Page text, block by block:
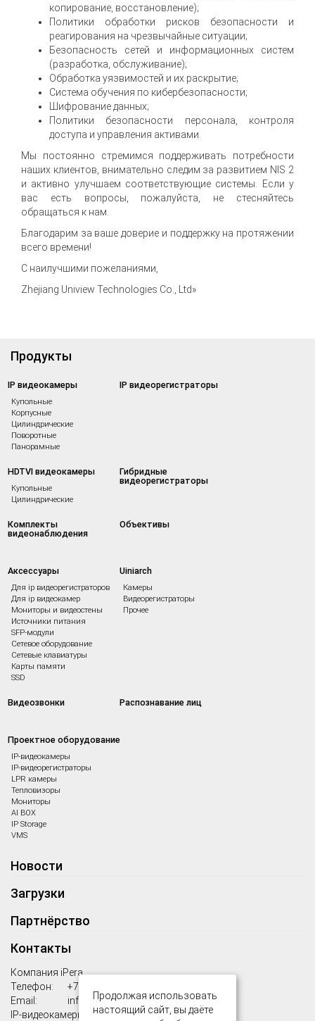
копирование, восстановление);
Политики обработки рисков безопасности и
реагирования на чрезвычайные ситуации;
Безопасность сетей и информационных систем
(разработка, обслуживание);
Обработка уязвимостей и их раскрытие;
Система обучения по кибербезопасности;
Шифрование данных;
Политики безопасности персонала, контроля
доступа и управления активами.
Мы постоянно стремимся поддерживать потребности
наших клиентов, внимательно следим за развитием NIS 2
и активно улучшаем соответствующие системы. Если у
вас есть вопросы, пожалуйста, не стесняйтесь
обращаться к нам.
Благодарим за ваше доверие и поддержку на протяжении
всего времени!
С наилучшими пожеланиями,
Zhejiang Uniview Technologies Co., Ltd»
Продукты
IP видеокамеры
Купольные
Корпусные
Цилиндрические
Поворотные
Панорамные
IP видеорегистраторы
HDTVI видеокамеры
Купольные
Цилиндрические
Гибридные
видеорегистраторы
Комплекты
видеонаблюдения
Объективы
Аксессуары
Для ip видеорегистраторов
Для ip видеокамер
Мониторы и видеостены
Источники питания
SFP-модули
Сетевое оборудование
Сетевые клавиатуры
Карты памяти
SSD
Uiniarch
Камеры
Видеорегистраторы
Прочее
Видеозвонки Распознавание лиц
Проектное оборудование
IP-видеокамеры
IP-видеорегистраторы
LPR камеры
Тепловизоры
Мониторы
AI BOX
IP Storage
VMS
Новости
Загрузки
Партнёрство
Контакты
Компания iPera
Телефон:
+7 (495) 125 39 45
Email:
info+500@uniview-tech.ru
IP-видеокамеры Uniview
Продолжая использовать
настоящий сайт, вы даёте